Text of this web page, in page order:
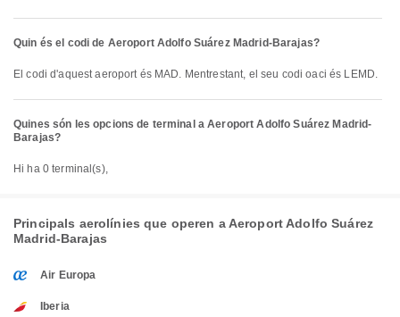
Quin és el codi de Aeroport Adolfo Suárez Madrid-Barajas?
El codi d'aquest aeroport és MAD. Mentrestant, el seu codi oaci és LEMD.
Quines són les opcions de terminal a Aeroport Adolfo Suárez Madrid-
Barajas?
Hi ha 0 terminal(s),
Principals aerolínies que operen a Aeroport Adolfo Suárez
Madrid-Barajas
Air Europa
Iberia